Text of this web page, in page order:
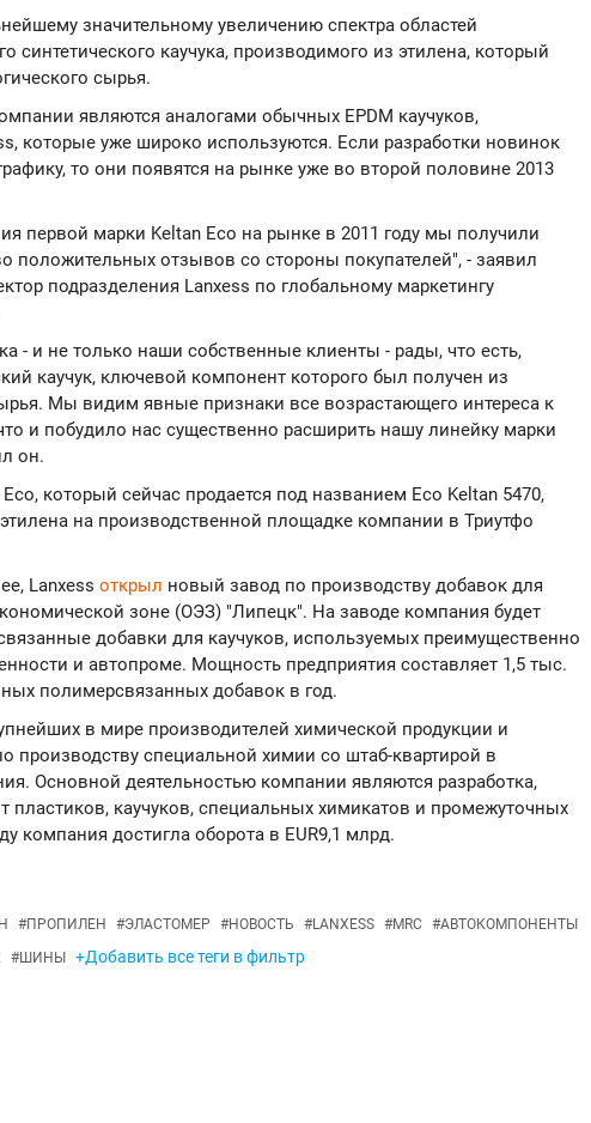
значительному увеличению спектра областей
синтетического каучука, производимого из этилена, который
сырья.
являются аналогами обычных EPDM каучуков,
которые уже широко используются. Если разработки новинок
то они появятся на рынке уже во второй половине 2013
первой марки Keltan Eco на рынке в 2011 году мы получили
положительных отзывов со стороны покупателей", - заявил
подразделения Lanxess по глобальному маркетингу
- и не только наши собственные клиенты - рады, что есть,
каучук, ключевой компонент которого был получен из
Мы видим явные признаки все возрастающего интереса к
и побудило нас существенно расширить нашу линейку марки
он.
который сейчас продается под названием Eco Keltan 5470,
на производственной площадке компании в Триутфо
Lanxess открыл новый завод по производству добавок для
зоне (ОЭЗ) "Липецк". На заводе компания будет
добавки для каучуков, используемых преимущественно
и автопроме. Мощность предприятия составляет 1,5 тыс.
полимерсвязанных добавок в год.
в мире производителей химической продукции и
производству специальной химии со штаб-квартирой в
Основной деятельностью компании являются разработка,
пластиков, каучуков, специальных химикатов и промежуточных
компания достигла оборота в EUR9,1 млрд.
#ПРОПИЛЕН #ЭЛАСТОМЕР #НОВОСТЬ #LANXESS #MRC #АВТОКОМПОНЕНТЫ
#ШИНЫ +Добавить все теги в фильтр